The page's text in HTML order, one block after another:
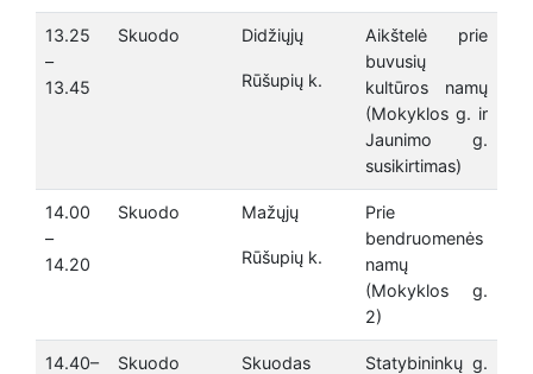
13.25
–
13.45
Skuodo Didžiųjų
Rūšupių k.
Aikštelė prie
buvusių
kultūros namų
(Mokyklos g. ir
Jaunimo g.
susikirtimas)
14.00
–
14.20
Skuodo Mažųjų
Rūšupių k.
Prie
bendruomenės
namų
(Mokyklos g.
2)
14.40–
Skuodo
Skuodas
Statybininkų g.